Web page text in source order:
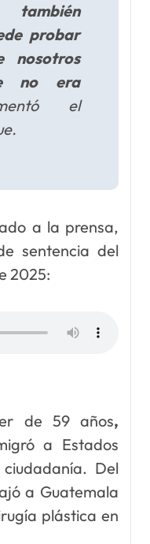
probar
nosotros
no era
el
a la prensa,
sentencia del
2025:
de 59 años,
a Estados
Del
a Guatemala
plástica en